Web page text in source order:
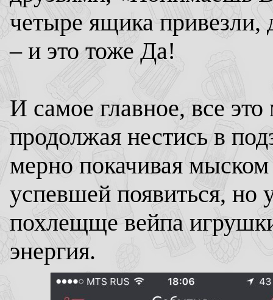
четыре ящика
– и это тоже Да!
И самое главное, все
продолжая нестись в
мерно покачивая
успевшей появиться,
похлещще вейпа
энергия.